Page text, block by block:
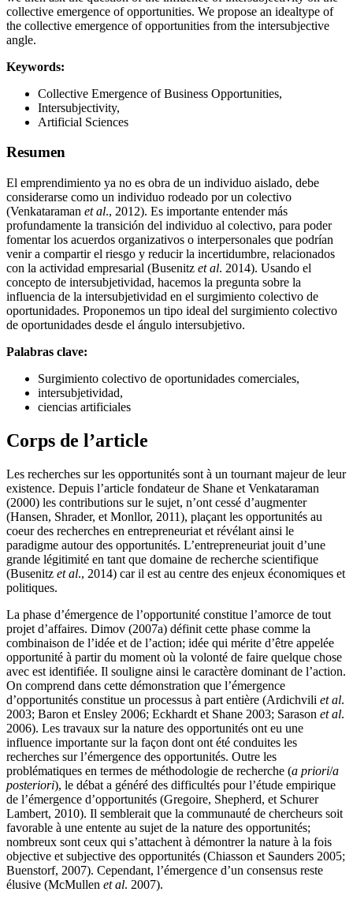
collective emergence of opportunities. We propose an idealtype of
the collective emergence of opportunities from the intersubjective
angle.
Keywords:
Collective Emergence of Business Opportunities,
Intersubjectivity,
Artificial Sciences
Resumen
El emprendimiento ya no es obra de un individuo aislado, debe
considerarse como un individuo rodeado por un colectivo
(Venkataraman et al., 2012). Es importante entender más
profundamente la transición del individuo al colectivo, para poder
fomentar los acuerdos organizativos o interpersonales que podrían
venir a compartir el riesgo y reducir la incertidumbre, relacionados
con la actividad empresarial (Busenitz et al. 2014). Usando el
concepto de intersubjetividad, hacemos la pregunta sobre la
influencia de la intersubjetividad en el surgimiento colectivo de
oportunidades. Proponemos un tipo ideal del surgimiento colectivo
de oportunidades desde el ángulo intersubjetivo.
Palabras clave:
Surgimiento colectivo de oportunidades comerciales,
intersubjetividad,
ciencias artificiales
Corps de l’article
Les recherches sur les opportunités sont à un tournant majeur de leur
existence. Depuis l’article fondateur de Shane et Venkataraman
(2000) les contributions sur le sujet, n’ont cessé d’augmenter
(Hansen, Shrader, et Monllor, 2011), plaçant les opportunités au
coeur des recherches en entrepreneuriat et révélant ainsi le
paradigme autour des opportunités. L’entrepreneuriat jouit d’une
grande légitimité en tant que domaine de recherche scientifique
(Busenitz et al., 2014) car il est au centre des enjeux économiques et
politiques.
La phase d’émergence de l’opportunité constitue l’amorce de tout
projet d’affaires. Dimov (2007a) définit cette phase comme la
combinaison de l’idée et de l’action; idée qui mérite d’être appelée
opportunité à partir du moment où la volonté de faire quelque chose
avec est identifiée. Il souligne ainsi le caractère dominant de l’action.
On comprend dans cette démonstration que l’émergence
d’opportunités constitue un processus à part entière (Ardichvili et al.
2003; Baron et Ensley 2006; Eckhardt et Shane 2003; Sarason et al.
2006). Les travaux sur la nature des opportunités ont eu une
influence importante sur la façon dont ont été conduites les
recherches sur l’émergence des opportunités. Outre les
problématiques en termes de méthodologie de recherche (a priori/a
posteriori), le débat a généré des difficultés pour l’étude empirique
de l’émergence d’opportunités (Gregoire, Shepherd, et Schurer
Lambert, 2010). Il semblerait que la communauté de chercheurs soit
favorable à une entente au sujet de la nature des opportunités;
nombreux sont ceux qui s’attachent à démontrer la nature à la fois
objective et subjective des opportunités (Chiasson et Saunders 2005;
Buenstorf, 2007). Cependant, l’émergence d’un consensus reste
élusive (McMullen et al. 2007).